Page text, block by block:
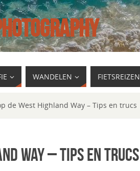
WANDELEN FIETSREIZEN
de West Highland Way – Tips en trucs
Way – Tips en trucs